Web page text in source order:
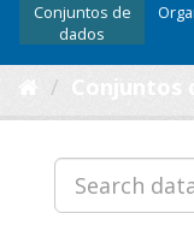
Conjuntos de
dados